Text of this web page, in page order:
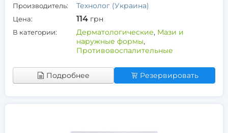
Производитель: Технолог (Украина)
Цена: 114 грн
В категории: Дерматологические, Мази и
наружные формы,
Противовоспалительные
Подробнее Резервировать